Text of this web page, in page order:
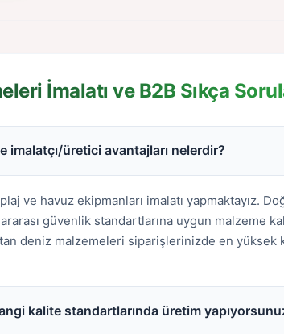
İmalatı ve B2B Sıkça
üretici avantajları nelerdir?
ve havuz ekipmanları imalatı yapmaktayız.
güvenlik standartlarına uygun malzeme
deniz malzemeleri siparişlerinizde en yüksek
kalite standartlarında üretim